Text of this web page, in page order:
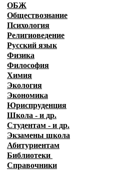
ОБЖ
Обществознание
Психология
Религиоведение
Русский язык
Физика
Философия
Химия
Экология
Экономика
Юриспруденция
Школа - и др.
Студентам - и др.
Экзамены школа
Абитуриентам
Библиотеки
Справочники